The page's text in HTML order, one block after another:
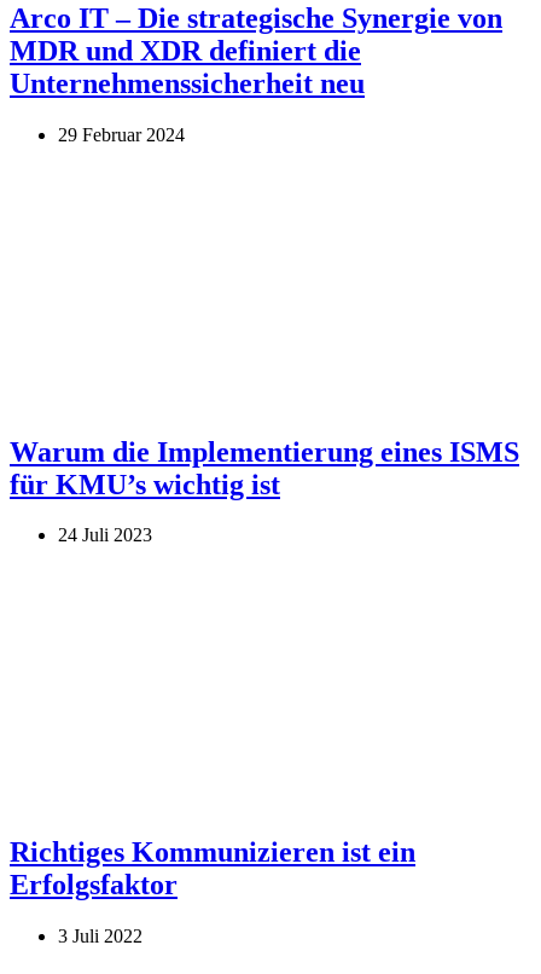
Arco IT – Die strategische Synergie von
MDR und XDR definiert die
Unternehmenssicherheit neu
29 Februar 2024
Warum die Implementierung eines ISMS
für KMU’s wichtig ist
24 Juli 2023
Richtiges Kommunizieren ist ein
Erfolgsfaktor
3 Juli 2022